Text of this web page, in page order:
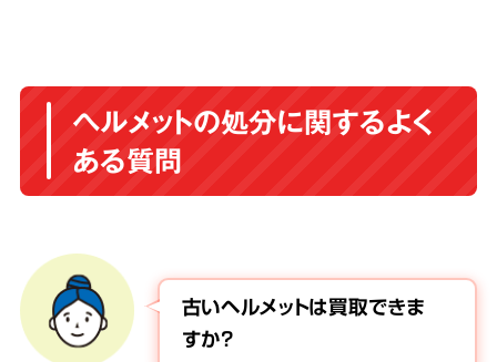
ヘルメットの処分に関するよく
ある質問
古いヘルメットは買取できま
すか？